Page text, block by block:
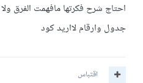
احتاج شرح فكرتها مافهمت الفرق
جدول وارقام لااريد كود
اقتباس